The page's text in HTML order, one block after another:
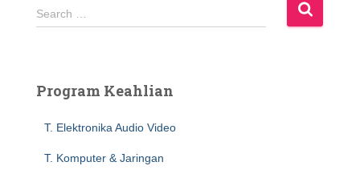
S
e
h
Search …
Program Keahlian
T. Elektronika Audio Video
T. Komputer & Jaringan